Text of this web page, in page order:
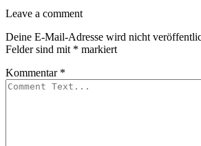
Leave a comment
Deine E-Mail-Adresse wird nicht
Felder sind mit * markiert
Kommentar *